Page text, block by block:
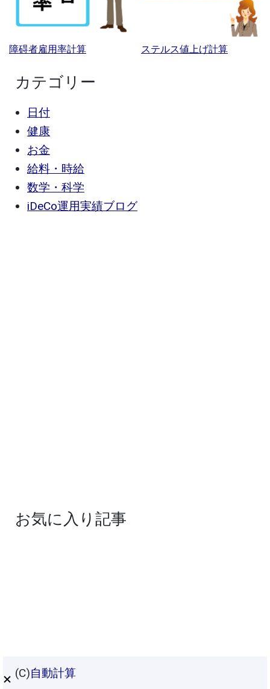
障碍者雇用率計算 ステルス値上げ計算
カテゴリー
日付
健康
お金
給料・時給
数学・科学
iDeCo運用実績ブログ
お気に入り記事
(C)自動計算